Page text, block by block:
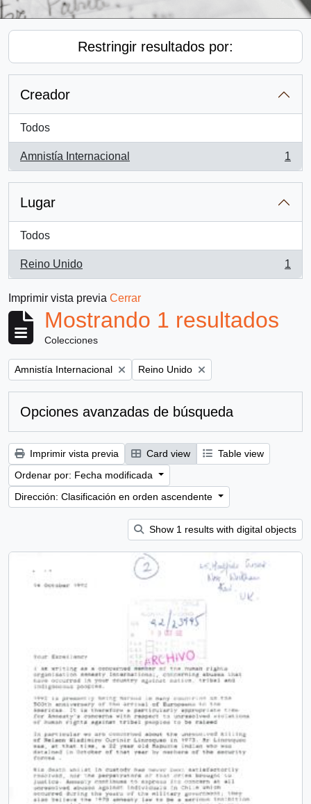
Restringir resultados por:
Creador
Todos
Amnistía Internacional
, 1 resultados
1
Lugar
Todos
Reino Unido
, 1 resultados
1
Imprimir vista previa Cerrar
Mostrando 1 resultados
Colecciones
Remove filter:
Amnistía Internacional Remove filter:
Reino Unido
Opciones avanzadas de búsqueda
Imprimir vista previa Card view
Table view
Ordenar por: Fecha modificada
Dirección: Clasificación en orden ascendente
Show 1 results with digital objects